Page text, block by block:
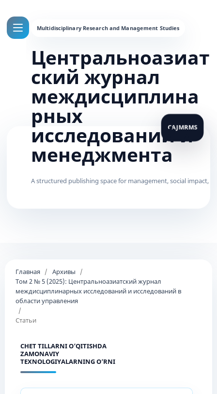
Центральноазиат
ский журнал
междисциплина
рных
исследований и
менеджмента
Главная / Архивы
/
Том 2 № 5 (2025): Центральноазиатский журнал
междисциплинарных исследований и исследований в
области управления
/
Статьи
CHET TILLARNI O’QITISHDA
ZAMONAVIY
TEXNOLOGIYALARNING O’RNI